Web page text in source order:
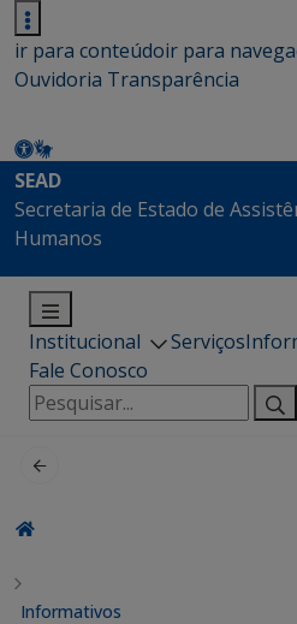
ir para conteúdoir para
Ouvidoria Transparência
SEAD
Secretaria de Estado de
Humanos
Institucional Serviços
Fale Conosco
Pesquisar
por:
Informativos